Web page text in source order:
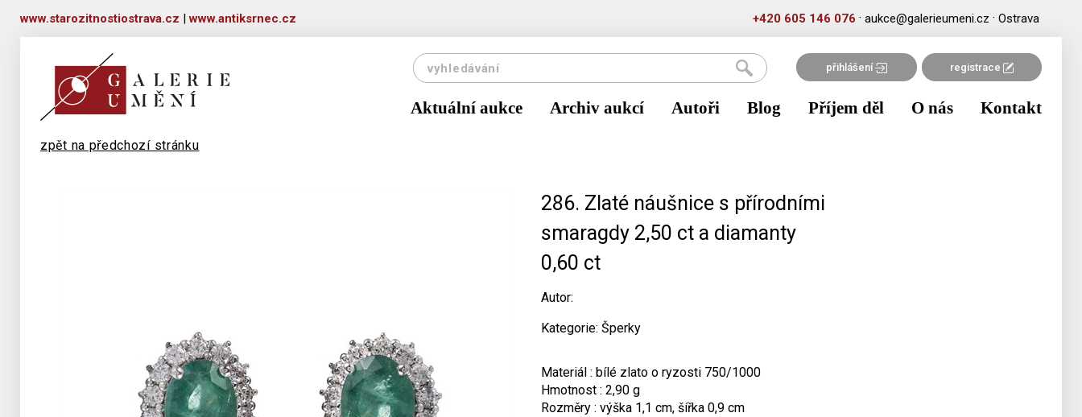
www.starozitnostiostrava.cz |www.antiksrnec.cz +420 605 146 076 · aukce@galerieumeni.cz · Ostrava
přihlášení registrace
Aktuální aukce Archiv aukcí Autoři Blog Příjem děl O nás Kontakt
zpět na předchozí stránku
286. Zlaté náušnice s přírodními
smaragdy 2,50 ct a diamanty
0,60 ct
Autor:
Kategorie: Šperky
Materiál : bílé zlato o ryzosti 750/1000
Hmotnost : 2,90 g
Rozměry : výška 1,1 cm, šířka 0,9 cm